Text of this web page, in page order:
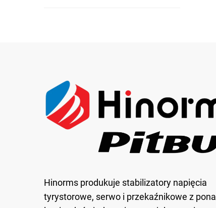
Hinorms produkuje stabilizatory napięcia
tyrystorowe, serwo i przekaźnikowe z